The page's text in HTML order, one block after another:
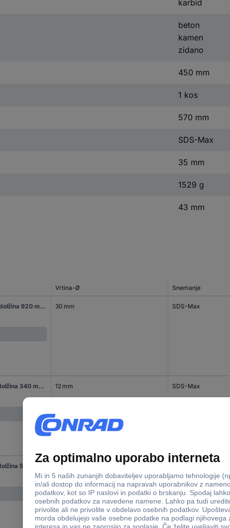
karbid
beton
kamen
zidano
450 mm
1 kos
570 mm
SDS-Max
35 mm
1529 g
43 mm
Vrtina-Ø Snemanje
Fischer 057779 udarni sveder 30 mm Skupna dolžina 920 mm SDS-Max 1 kos 30 mm SDS-Max
Fischer 504188 udarni sveder 12 mm Skupna dolžina 340 mm SDS-Max 1 kos 12 mm SDS-Max
12 mm